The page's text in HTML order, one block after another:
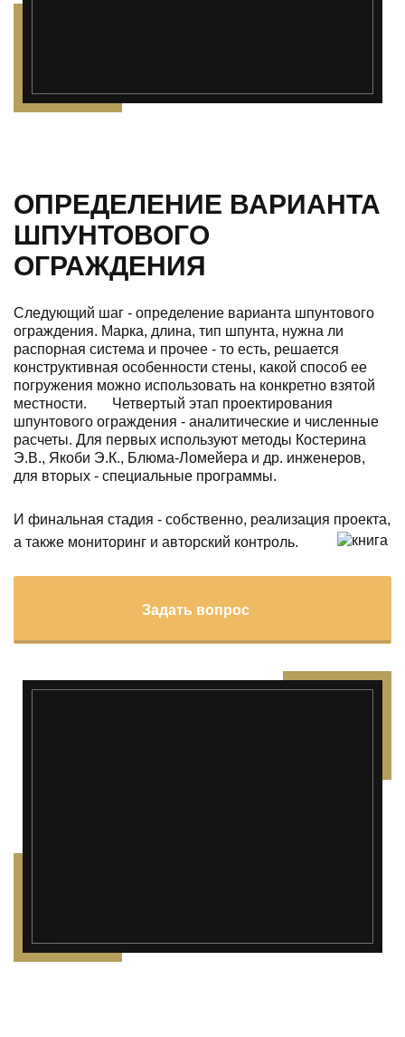
");">
ОПРЕДЕЛЕНИЕ ВАРИАНТА
ШПУНТОВОГО
ОГРАЖДЕНИЯ
Следующий шаг - определение варианта шпунтового
ограждения. Марка, длина, тип шпунта, нужна ли
распорная система и прочее - то есть, решается
конструктивная особенности стены, какой способ ее
погружения можно использовать на конкретно взятой
местности.
Четвертый этап проектирования
шпунтового ограждения - аналитические и численные
расчеты. Для первых используют методы Костерина
Э.В., Якоби Э.К., Блюма-Ломейера и др. инженеров,
для вторых - специальные программы.
И финальная стадия - собственно, реализация проекта,
а также мониторинг и авторский контроль.
Задать вопрос
");">